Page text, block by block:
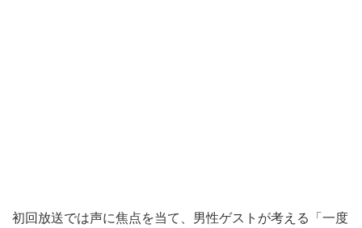
初回放送では声に焦点を当て、男性ゲストが考える「一度